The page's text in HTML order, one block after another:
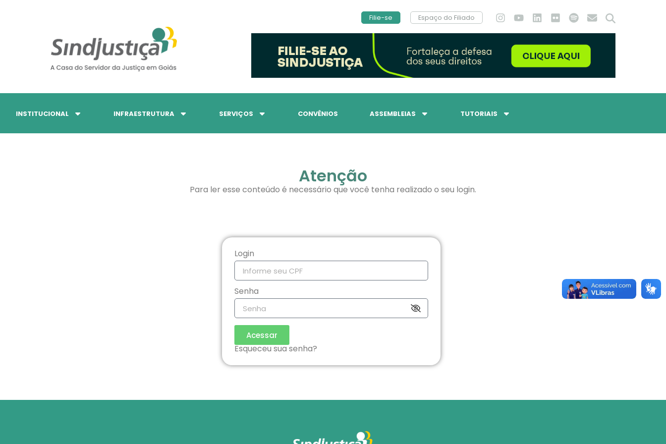
Filie-se Espaço do Filiado
INSTITUCIONAL INFRAESTRUTURA SERVIÇOS CONVÊNIOS ASSEMBLEIAS TUTORIAIS
Atenção
Para ler esse conteúdo é necessário que você tenha realizado o seu login.
Login
Senha
Acessar
Esqueceu sua senha?